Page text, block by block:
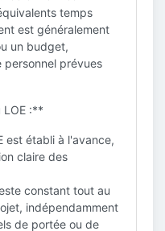
temps
est généralement
un budget,
prévues
:**
est établi à l'avance,
claire des
constant tout au
indépendamment
de portée ou de